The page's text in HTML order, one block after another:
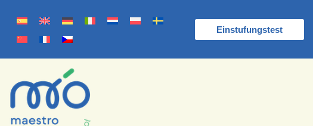
Einstufungstest